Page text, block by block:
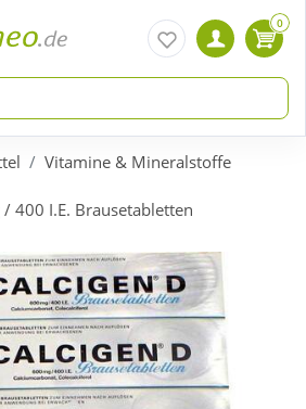
0
Vitamine & Mineralstoffe
400 I.E. Brausetabletten